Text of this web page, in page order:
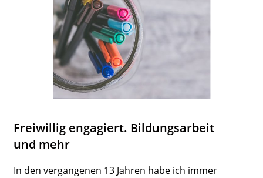
Frei­willig enga­giert. Bildungs­arbeit
und mehr
In den vergan­genen 13 Jahren habe ich immer